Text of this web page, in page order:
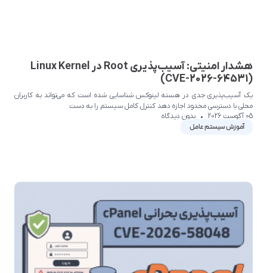
آموزش سیستم عامل
هشدار امنیتی: آسیب‌پذیری Root در Linux Kernel
(CVE-2026-64531)
یک آسیب‌پذیری جدی در هسته لینوکس شناسایی شده است که می‌تواند به کاربران
محلی با دسترسی محدود اجازه دهد کنترل کامل سیستم را به دست
05 آگوست 2026
بدون دیدگاه